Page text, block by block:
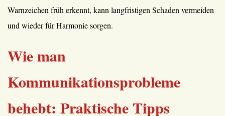
Warnzeichen früh erkennt, kann langfristigen Schaden vermeiden
und wieder für Harmonie sorgen.
Wie man
Kommunikationsprobleme
behebt: Praktische Tipps